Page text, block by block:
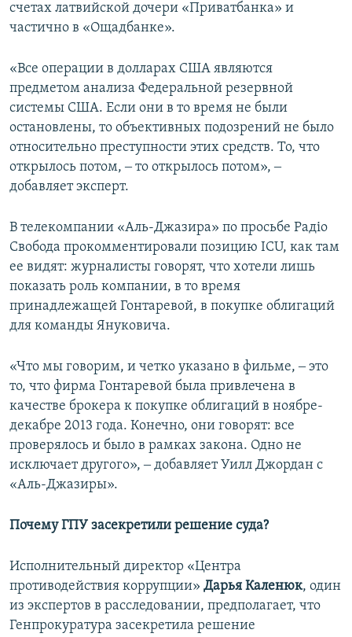
счетах латвийской дочери «Приватбанка» и
частично в «Ощадбанке».
«Все операции в долларах США являются
предметом анализа Федеральной резервной
системы США. Если они в то время не были
остановлены, то объективных подозрений не было
относительно преступности этих средств. То, что
открылось потом, ‒ то открылось потом», ‒
добавляет эксперт.
В телекомпании «Аль-Джазира» по просьбе Радіо
Свобода прокомментировали позицию ICU, как там
ее видят: журналисты говорят, что хотели лишь
показать роль компании, в то время
принадлежащей Гонтаревой, в покупке облигаций
для команды Януковича.
«Что мы говорим, и четко указано в фильме, ‒ это
то, что фирма Гонтаревой была привлечена в
качестве брокера к покупке облигаций в ноябре-
декабре 2013 года. Конечно, они говорят: все
проверялось и было в рамках закона. Одно не
исключает другого», ‒ добавляет Уилл Джордан с
«Аль-Джазиры».
Почему ГПУ засекретили решение суда?
Исполнительный директор «Центра
противодействия коррупции» Дарья Каленюк, один
из экспертов в расследовании, предполагает, что
Генпрокуратура засекретила решение